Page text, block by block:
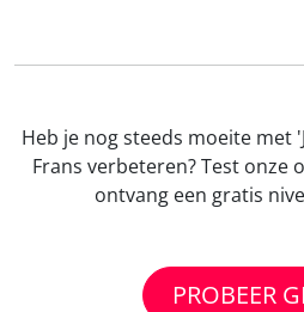
Heb je nog steeds moeite met
Frans verbeteren? Test onze
ontvang een gratis
PROBEER